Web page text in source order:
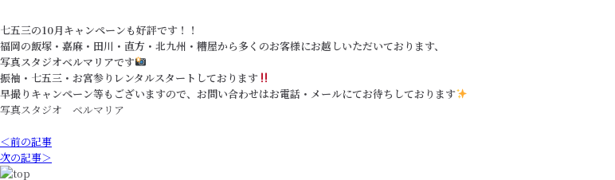
七五三の10月キャンペーンも好評です！！
福岡の飯塚・嘉麻・田川・直方・北九州・糟屋から多くのお客様にお越しいただいております、
写真スタジオベルマリアです
振袖・七五三・お宮参りレンタルスタートしております
早撮りキャンペーン等もございますので、お問い合わせはお電話・メールにてお待ちしております
写真スタジオ ベルマリア
＜前の記事
次の記事＞